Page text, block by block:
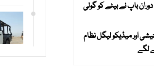
باپ نے بیٹے کو گولی
اور میڈیکو لیگل نظام
لگے